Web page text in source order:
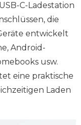
C-Ladestation
die
entwickelt
Android-
usw.
eine praktische
Laden